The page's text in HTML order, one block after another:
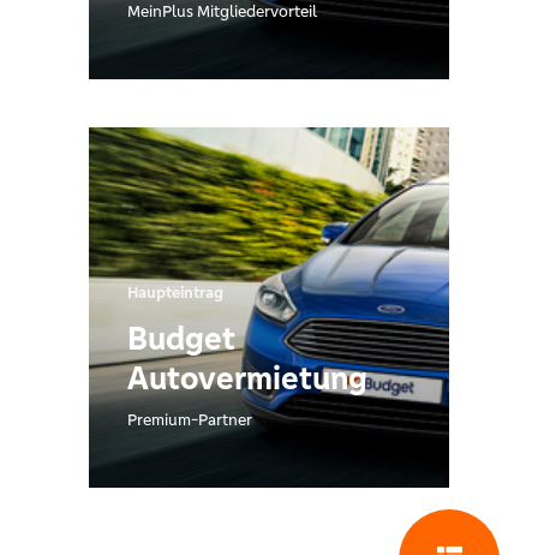
MeinPlus Mitgliedervorteil
Haupteintrag
Budget
Autovermietung
Premium-Partner